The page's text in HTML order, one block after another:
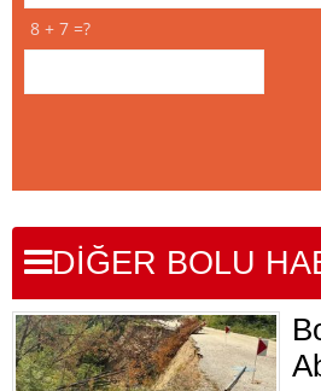
8 + 7 =?
DİĞER BOLU